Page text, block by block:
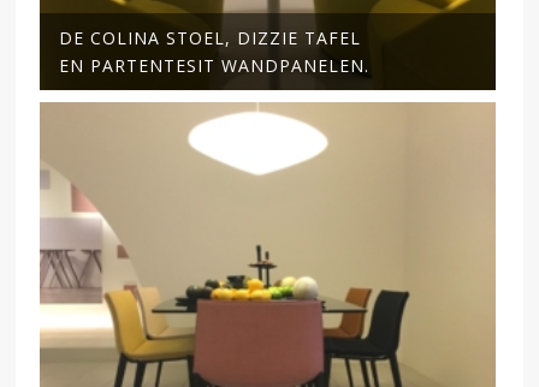
DE COLINA STOEL, DIZZIE TAFEL
EN PARTENTESIT WANDPANELEN.